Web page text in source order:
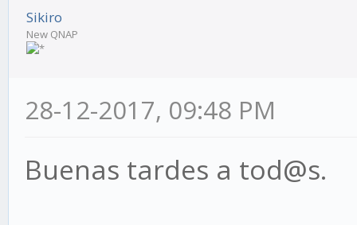
Sikiro
New QNAP
28-12-2017, 09:48 PM
Buenas tardes a tod@s.